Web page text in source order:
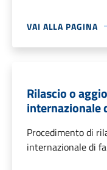
VAI ALLA PAGINA
Rilascio o
internazionale
Procedimento di
internazionale di